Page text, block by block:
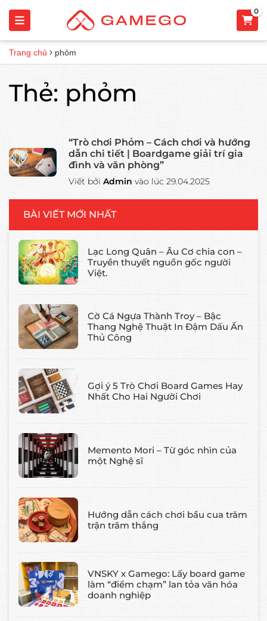
0
Trang chủ phỏm
Thẻ: phỏm
“Trò chơi Phỏm – Cách chơi và hướng
dẫn chi tiết | Boardgame giải trí gia
đình và văn phòng”
Viết bởi Admin vào lúc 29.04.2025
BÀI VIẾT MỚI NHẤT
Lạc Long Quân – Âu Cơ chia con –
Truyền thuyết nguồn gốc người
Việt.
Cờ Cá Ngựa Thành Troy – Bậc
Thang Nghệ Thuật In Đậm Dấu Ấn
Thủ Công
Gợi ý 5 Trò Chơi Board Games Hay
Nhất Cho Hai Người Chơi
Memento Mori – Từ góc nhìn của
một Nghệ sĩ
Hướng dẫn cách chơi bầu cua trăm
trận trăm thắng
VNSKY x Gamego: Lấy board game
làm “điểm chạm” lan tỏa văn hóa
doanh nghiệp